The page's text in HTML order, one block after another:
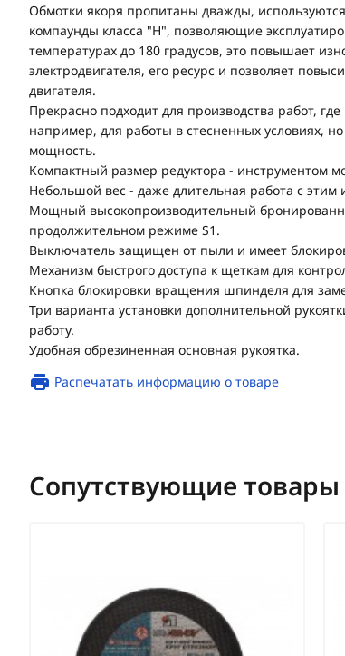
Обмотки якоря пропитаны дважды,
компаунды класса "H", позволяющие
температурах до 180 градусов, это повышает
электродвигателя, его ресурс и позволяет
двигателя.
Прекрасно подходит для производства работ,
например, для работы в стесненных условиях,
мощность.
Компактный размер редуктора - инструментом
Небольшой вес - даже длительная работа с этим
Мощный высокопроизводительный
продолжительном режиме S1.
Выключатель защищен от пыли и имеет
Механизм быстрого доступа к щеткам для
Кнопка блокировки вращения шпинделя для
Три варианта установки дополнительной
работу.
Удобная обрезиненная основная рукоятка.
Распечатать информацию о товаре
Сопутствующие товары